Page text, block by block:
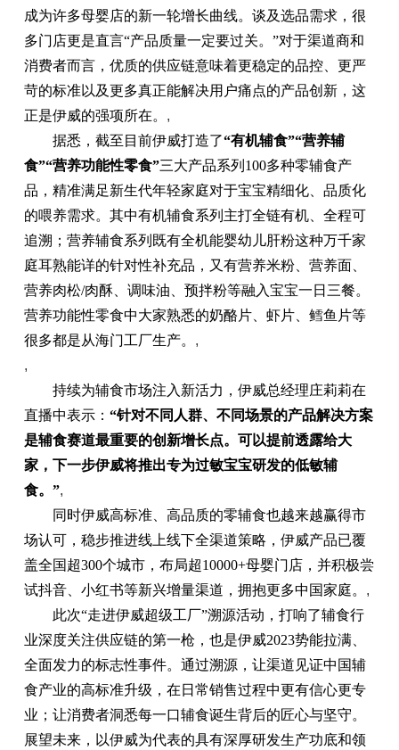
成为许多母婴店的新一轮增长曲线。谈及选品需求，很
多门店更是直言“产品质量一定要过关。”对于渠道商和
消费者而言，优质的供应链意味着更稳定的品控、更严
苛的标准以及更多真正能解决用户痛点的产品创新，这
正是伊威的强项所在。 ,
据悉，截至目前伊威打造了“有机辅食”“营养辅
食”“营养功能性零食”三大产品系列100多种零辅食产
品，精准满足新生代年轻家庭对于宝宝精细化、品质化
的喂养需求。其中有机辅食系列主打全链有机、全程可
追溯；营养辅食系列既有全机能婴幼儿肝粉这种万千家
庭耳熟能详的针对性补充品，又有营养米粉、营养面、
营养肉松/肉酥、调味油、预拌粉等融入宝宝一日三餐。
营养功能性零食中大家熟悉的奶酪片、虾片、鳕鱼片等
很多都是从海门工厂生产。 ,
,
持续为辅食市场注入新活力，伊威总经理庄莉莉在
直播中表示： “针对不同人群、不同场景的产品解决方案
是辅食赛道最重要的创新增长点。可以提前透露给大
家，下一步伊威将推出专为过敏宝宝研发的低敏辅
食。”,
同时伊威高标准、高品质的零辅食也越来越赢得市
场认可，稳步推进线上线下全渠道策略，伊威产品已覆
盖全国超300个城市，布局超10000+母婴门店，并积极尝
试抖音、小红书等新兴增量渠道，拥抱更多中国家庭。 ,
此次“走进伊威超级工厂”溯源活动，打响了辅食行
业深度关注供应链的第一枪，也是伊威2023势能拉满、
全面发力的标志性事件。通过溯源，让渠道见证中国辅
食产业的高标准升级，在日常销售过程中更有信心更专
业；让消费者洞悉每一口辅食诞生背后的匠心与坚守。
展望未来，以伊威为代表的具有深厚研发生产功底和领